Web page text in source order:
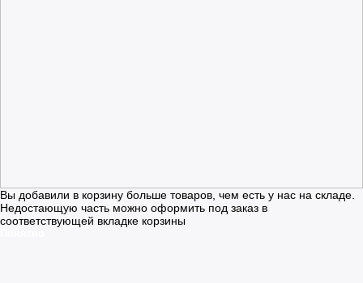
Вы добавили в корзину больше товаров, чем есть у нас на складе.
Недостающую часть можно оформить под заказ в
соответствующей вкладке корзины